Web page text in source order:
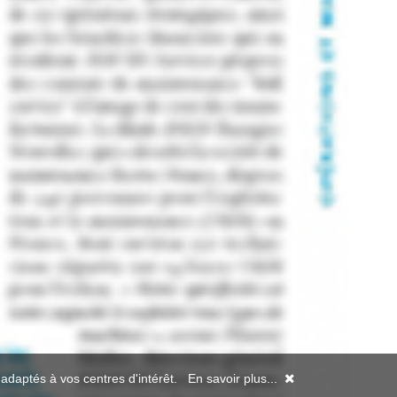
à vos centres d'intérêt. En savoir plus...